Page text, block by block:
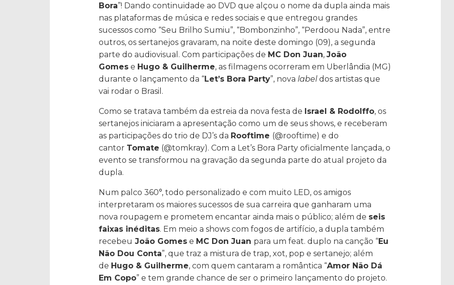
Bora”! Dando continuidade ao DVD que alçou o nome da dupla ainda mais
nas plataformas de música e redes sociais e que entregou grandes
sucessos como “Seu Brilho Sumiu”, “Bombonzinho”, “Perdoou Nada”, entre
outros, os sertanejos gravaram, na noite deste domingo (09), a segunda
parte do audiovisual. Com participações de MC Don Juan, João
Gomes e Hugo & Guilherme, as filmagens ocorreram em Uberlândia (MG)
durante o lançamento da “Let’s Bora Party”, nova labeldos artistas que
vai rodar o Brasil.
Como se tratava também da estreia da nova festa de Israel & Rodolffo, os
sertanejos iniciaram a apresentação como um de seus shows, e receberam
as participações do trio de DJ’s da Rooftime (@rooftime) e do
cantor Tomate (@tomkray). Com a Let’s Bora Party oficialmente lançada, o
evento se transformou na gravação da segunda parte do atual projeto da
dupla.
Num palco 360°, todo personalizado e com muito LED, os amigos
interpretaram os maiores sucessos de sua carreira que ganharam uma
nova roupagem e prometem encantar ainda mais o público; além de seis
faixas inéditas. Em meio a shows com fogos de artifício, a dupla também
recebeu João Gomes e MC Don Juan para um feat. duplo na canção “Eu
Não Dou Conta”, que traz a mistura de trap, xot, pop e sertanejo; além
de Hugo & Guilherme, com quem cantaram a romântica “Amor Não Dá
Em Copo” e tem grande chance de ser o primeiro lançamento do projeto.